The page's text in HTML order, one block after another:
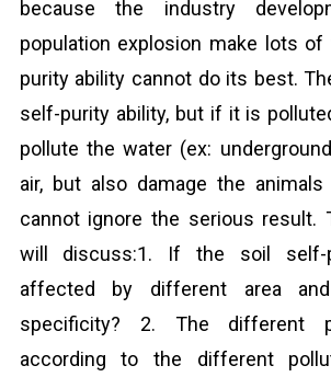
because the industry
population explosion make lots
purity ability cannot do its best.
self-purity ability, but if it is
pollute the water (ex:
air, but also damage the
cannot ignore the serious result.
will discuss:1. If the soil self-
affected by different area
specificity? 2. The different
according to the different